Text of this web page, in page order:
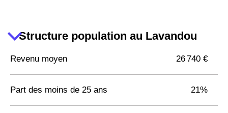
Structure population au Lavandou
Revenu moyen 26 740 €
Part des moins de 25 ans 21%